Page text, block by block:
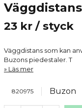
23 kr / styck
Väggdistans som kan
Buzons piedestaler. T
Läs mer
820975 Buzon